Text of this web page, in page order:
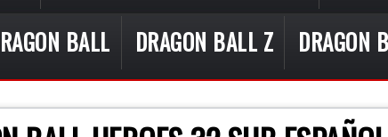
BALL DRAGON BALL Z DRAGON
CON TECNOLOGÍA DEBLOGGER.